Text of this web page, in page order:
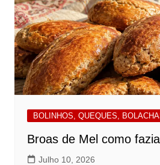
BOLINHOS, QUEQUES,
Broas de Mel como
Julho 10, 2026